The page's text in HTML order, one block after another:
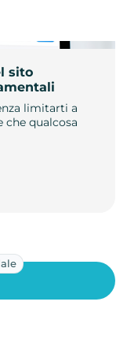
sito
limitarti a
che qualcosa